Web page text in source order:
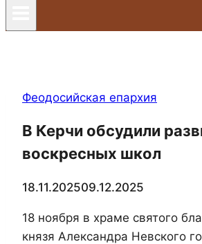
Феодосийская епархия
В Керчи обсудили
воскресных школ
18.11.202509.12.2025
18 ноября в храме святого
князя Александра Невского